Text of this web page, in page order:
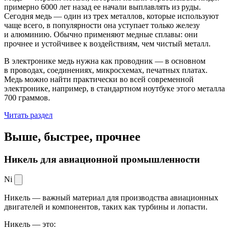
примерно 6000 лет назад ее начали выплавлять из руды.
Сегодня медь — один из трех металлов, которые используют
чаще всего, в популярности она уступает только железу
и алюминию. Обычно применяют медные сплавы: они
прочнее и устойчивее к воздействиям, чем чистый металл.
В электронике медь нужна как проводник — в основном
в проводах, соединениях, микросхемах, печатных платах.
Медь можно найти практически во всей современной
электронике, например, в стандартном ноутбуке этого металла
700 граммов.
Читать раздел
Выше, быстрее, прочнее
Никель для авиационной промышленности
Ni
Никель — важный материал для производства авиационных
двигателей и компонентов, таких как турбины и лопасти.
Никель — это: